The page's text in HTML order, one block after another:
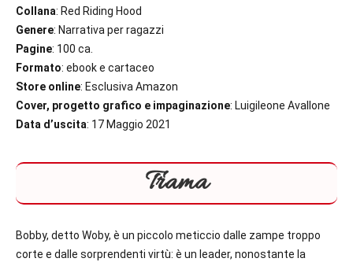
Collana: Red Riding Hood
Genere: Narrativa per ragazzi
Pagine: 100 ca.
Formato: ebook e cartaceo
Store online: Esclusiva Amazon
Cover, progetto grafico e impaginazione: Luigileone Avallone
Data d’uscita: 17 Maggio 2021
Trama
Bobby, detto Woby, è un piccolo meticcio dalle zampe troppo
corte e dalle sorprendenti virtù: è un leader, nonostante la